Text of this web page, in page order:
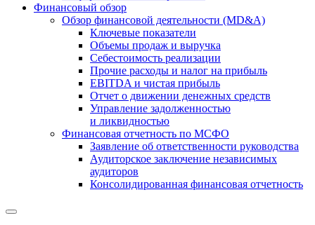
Финансовый обзор
Обзор финансовой деятельности (MD&A)
Ключевые показатели
Объемы продаж и выручка
Себестоимость реализации
Прочие расходы и налог на прибыль
EBITDA и чистая прибыль
Отчет о движении денежных средств
Управление задолженностью
и ликвидностью
Финансовая отчетность по МСФО
Заявление об ответственности руководства
Аудиторское заключение независимых
аудиторов
Консолидированная финансовая отчетность